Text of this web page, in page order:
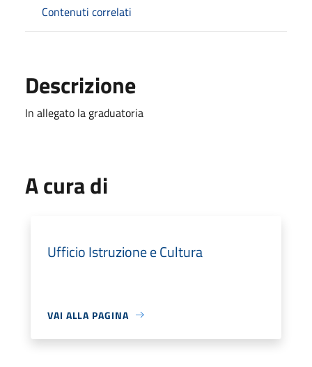
Contenuti correlati
Descrizione
In allegato la graduatoria
A cura di
Ufficio Istruzione e Cultura
VAI ALLA PAGINA